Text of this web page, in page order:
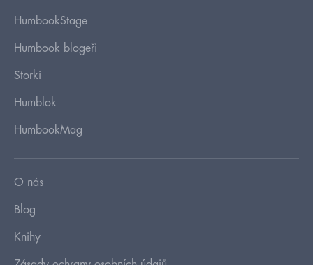
HumbookStage
Humbook blogeři
Storki
Humblok
HumbookMag
O nás
Blog
Knihy